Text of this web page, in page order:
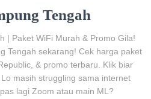
Tengah
| Paket WiFi Murah & Promo Gila!
Tengah sekarang! Cek harga paket
& promo terbaru. Klik biar
masih struggling sama internet
lagi Zoom atau main ML?